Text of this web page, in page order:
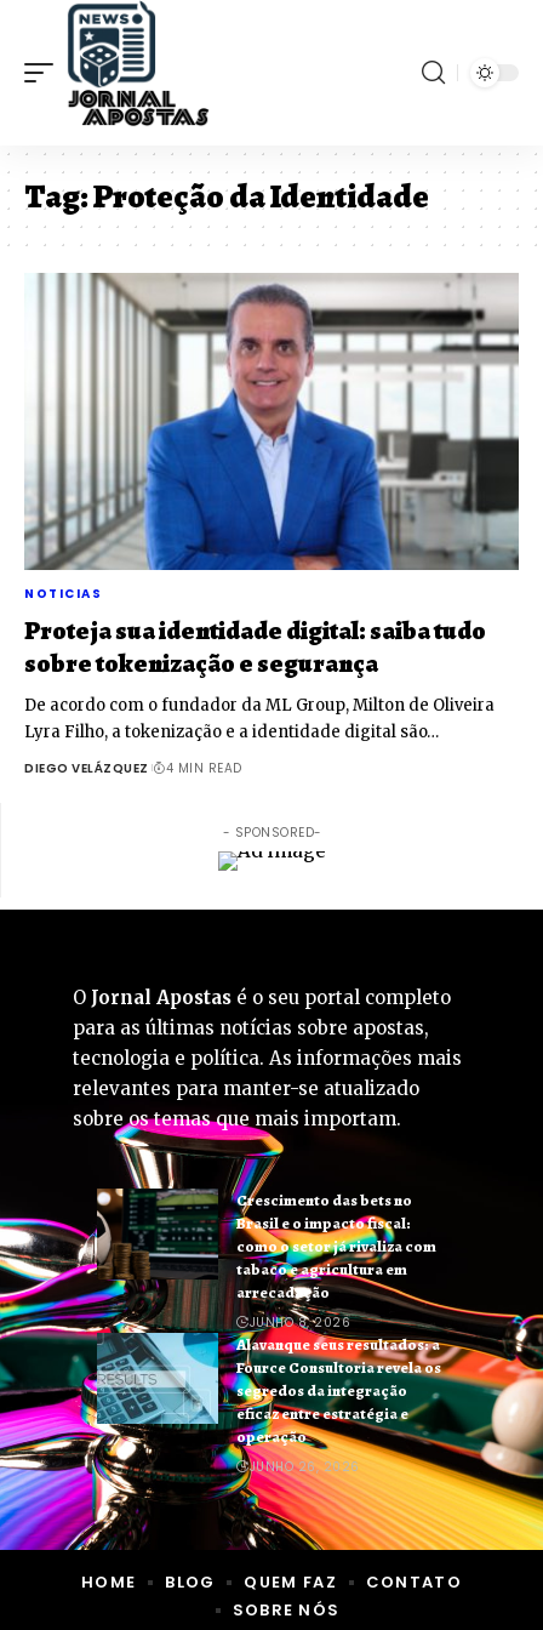
Tag:Proteção da Identidade
NOTICIAS
Proteja sua identidade digital: saiba tudo
sobre tokenização e segurança
De acordo com o fundador da ML Group, Milton de Oliveira
Lyra Filho, a tokenização e a identidade digital são…
DIEGO VELÁZQUEZ 4 MIN READ
- SPONSORED-
O Jornal Apostas é o seu portal completo
para as últimas notícias sobre apostas,
tecnologia e política. As informações mais
relevantes para manter-se atualizado
sobre os temas que mais importam.
Crescimento das bets no
Brasil e o impacto fiscal:
como o setor já rivaliza com
tabaco e agricultura em
arrecadação
JUNHO 8, 2026
Alavanque seus resultados: a
Fource Consultoria revela os
segredos da integração
eficaz entre estratégia e
operação
JUNHO 26, 2026
HOME BLOG QUEM FAZ
CONTATO
SOBRE NÓS